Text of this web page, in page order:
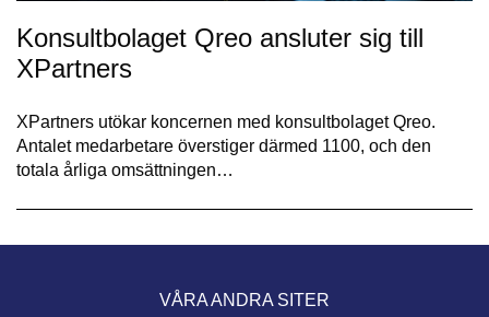
Konsultbolaget Qreo ansluter sig till
XPartners
XPartners utökar koncernen med konsultbolaget Qreo.
Antalet medarbetare överstiger därmed 1100, och den
totala årliga omsättningen…
VÅRA ANDRA SITER